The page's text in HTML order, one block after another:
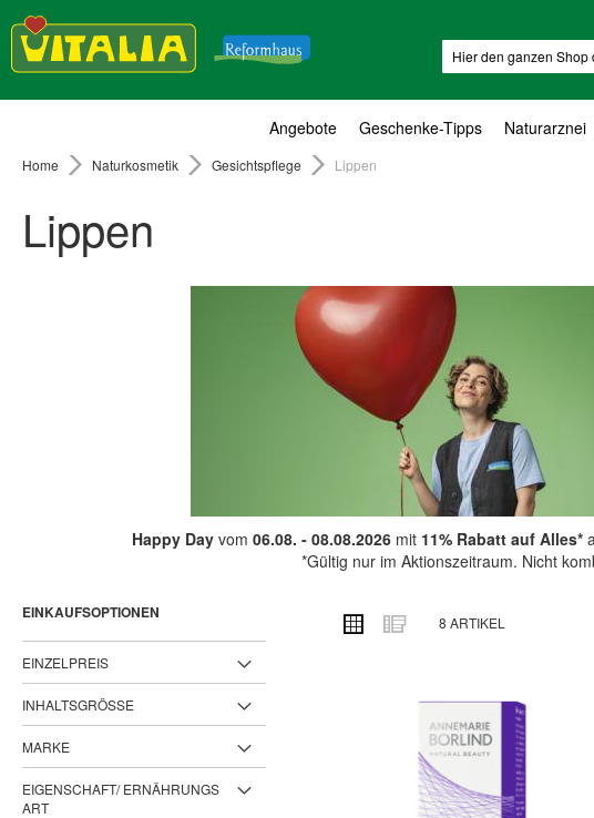
Angebote Geschenke-Tipps Naturarznei
Home Naturkosmetik Gesichtspflege Lippen
Lippen
Happy Dayvom 06.08. - 08.08.2026mit 11% Rabatt auf Alles*
*Gültig nur im Aktionszeitraum. Nicht
ANSICHT
ALS
Raster Liste
8 ARTIKEL
EINKAUFSOPTIONEN
EINZELPREIS
INHALTSGRÖSSE
MARKE
EIGENSCHAFT/ ERNÄHRUNGS
ART